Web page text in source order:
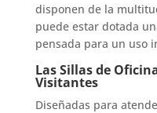
disponen de la
puede estar dotada
pensada para un uso
Las Sillas de
Visitantes
Diseñadas para